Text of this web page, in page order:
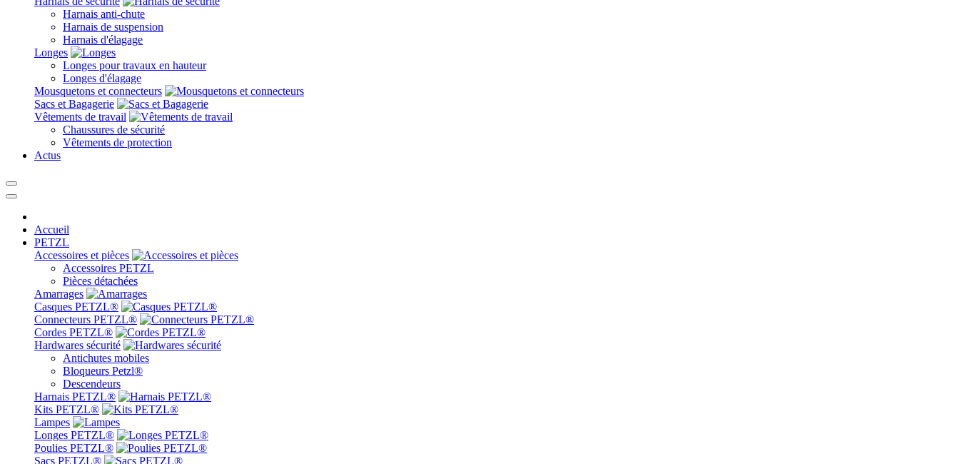
Harnais anti-chute
Harnais de suspension
Harnais d'élagage
Longes
Longes pour travaux en hauteur
Longes d'élagage
Mousquetons et connecteurs
Sacs et Bagagerie
Vêtements de travail
Chaussures de sécurité
Vêtements de protection
Actus
Accueil
PETZL
Accessoires et pièces
Accessoires PETZL
Pièces détachées
Amarrages
Casques PETZL®
Connecteurs PETZL®
Cordes PETZL®
Hardwares sécurité
Antichutes mobiles
Bloqueurs Petzl®
Descendeurs
Harnais PETZL®
Kits PETZL®
Lampes
Longes PETZL®
Poulies PETZL®
Sacs PETZL®